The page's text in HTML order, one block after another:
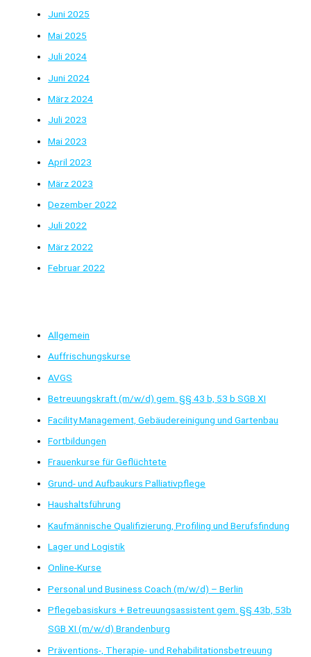
Juni 2025
Mai 2025
Juli 2024
Juni 2024
März 2024
Juli 2023
Mai 2023
April 2023
März 2023
Dezember 2022
Juli 2022
März 2022
Februar 2022
Allgemein
Auffrischungskurse
AVGS
Betreuungskraft (m/w/d) gem. §§ 43 b, 53 b SGB XI
Facility Management, Gebäudereinigung und Gartenbau
Fortbildungen
Frauenkurse für Geflüchtete
Grund- und Aufbaukurs Palliativpflege
Haushaltsführung
Kaufmännische Qualifizierung, Profiling und Berufsfindung
Lager und Logistik
Online-Kurse
Personal und Business Coach (m/w/d) – Berlin
Pflegebasiskurs + Betreuungsassistent gem. §§ 43b, 53b
SGB XI (m/w/d) Brandenburg
Präventions-, Therapie- und Rehabilitationsbetreuung